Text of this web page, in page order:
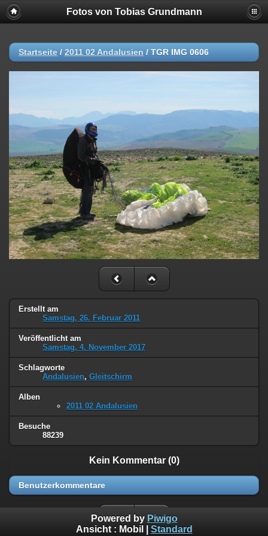
Fotos von Tobias Grundmann
Startseite / 2011 02 Andalusien / TGR IMG 0606
Erstellt am
Samstag, 26. Februar 2011
Veröffentlicht am
Samstag, 4. November 2017
Schlagworte
Andalusien, Gleitschirm
Alben
2011 02 Andalusien
Besuche
88239
Kein Kommentar (0)
Benutzerkommentare
Powered by Piwigo
Ansicht : Mobil Standard